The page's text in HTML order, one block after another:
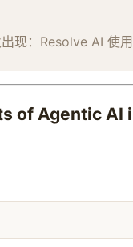
现：Resolve AI 使
of Agentic